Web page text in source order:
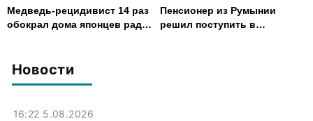
Новости
16:22 5.08.2026
Медведь-рецидивист 14 раз
обокрал дома японцев ради
Пенсионер из Румынии
решил поступить в